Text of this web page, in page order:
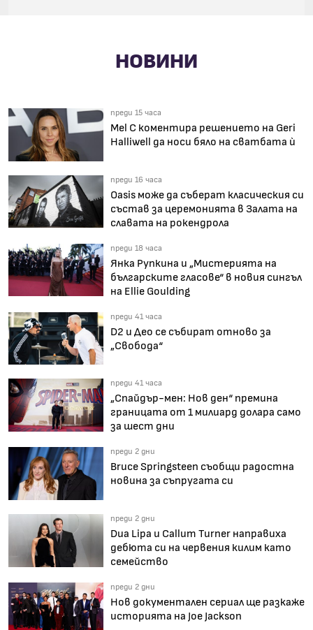
НОВИНИ
преди 15 часа
Mel C коментира решението на Geri
Halliwell да носи бяло на сватбата ѝ
преди 16 часа
Oasis може да съберат класическия си
състав за церемонията в Залата на
славата на рокендрола
преди 18 часа
Янка Рупкина и „Мистерията на
българските гласове“ в новия сингъл
на Ellie Goulding
преди 41 часа
D2 и Део се събират отново за
„Свобода“
преди 41 часа
„Спайдър-мен: Нов ден“ премина
границата от 1 милиард долара само
за шест дни
преди 2 дни
Bruce Springsteen съобщи радостна
новина за съпругата си
преди 2 дни
Dua Lipa и Callum Turner направиха
дебюта си на червения килим като
семейство
преди 2 дни
Нов документален сериал ще разкаже
историята на Joe Jackson